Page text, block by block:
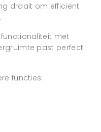
draait om efficiënt
met
past perfect
functies: